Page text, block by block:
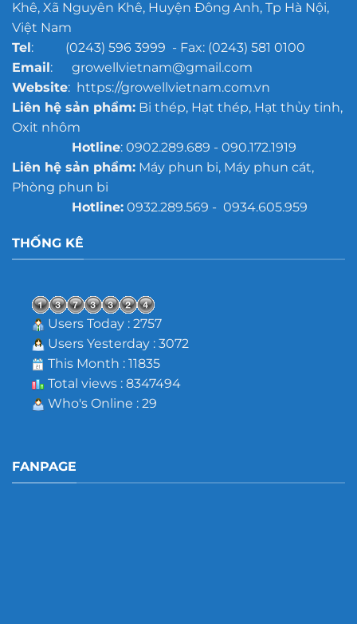
Khê, Xã Nguyên Khê, Huyện Đông Anh, Tp Hà Nội,
Việt Nam
Tel: (0243) 596 3999 - Fax: (0243) 581 0100
Email: growellvietnam@gmail.com
Website: https://growellvietnam.com.vn
Liên hệ sản phẩm:Bi thép, Hạt thép, Hạt thủy tinh,
Oxit nhôm
Hotline: 0902.289.689 - 090.172.1919
Liên hệ sản phẩm:Máy phun bi, Máy phun cát,
Phòng phun bi
Hotline:0932.289.569 - 0934.605.959
THỐNG KÊ
Users Today : 2757
Users Yesterday : 3072
This Month : 11835
Total views : 8347494
Who's Online : 29
FANPAGE